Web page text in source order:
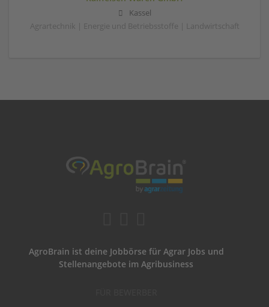
Kassel
Agrartechnik | Energie und Betriebsstoffe | Landwirtschaft
AgroBrain ist deine Jobbörse für Agrar Jobs und
Stellenangebote im Agribusiness